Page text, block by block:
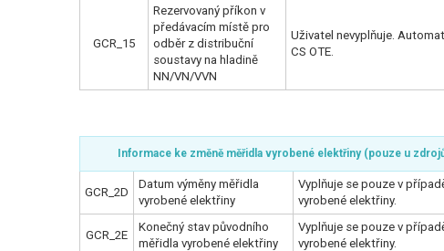
GCR_15
Rezervovaný příkon v
předávacím místě pro
odběr z distribuční
soustavy na hladině
NN/VN/VVN
Uživatel nevyplňuje.
CS OTE.
Informace ke změně měřidla vyrobené elektřiny (pouze u
GCR_2D
Datum výměny měřidla
vyrobené elektřiny
Vyplňuje se pouze v
vyrobené elektřiny.
GCR_2E
Konečný stav původního
měřidla vyrobené elektřiny
Vyplňuje se pouze v
vyrobené elektřiny.